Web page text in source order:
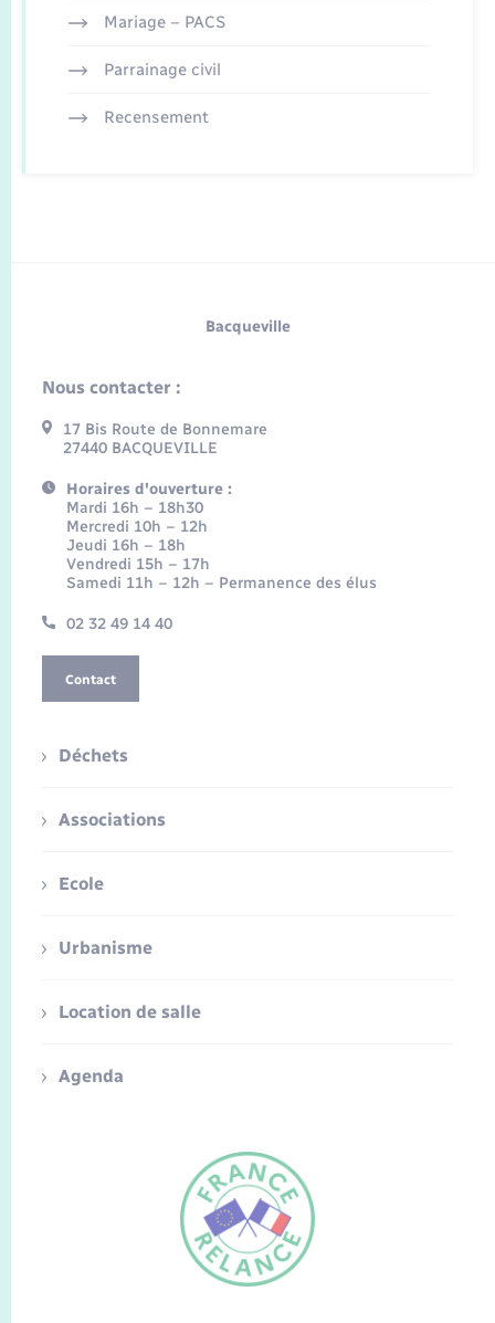
FR
Mariage – PACS
Parrainage civil
Recensement
Bacqueville
Nous contacter :
17 Bis Route de Bonnemare
27440 BACQUEVILLE
Horaires d'ouverture :
Mardi 16h – 18h30
Mercredi 10h – 12h
Jeudi 16h – 18h
Vendredi 15h – 17h
Samedi 11h – 12h – Permanence des élus
02 32 49 14 40
Contact
Déchets
Associations
Ecole
Urbanisme
Location de salle
Agenda